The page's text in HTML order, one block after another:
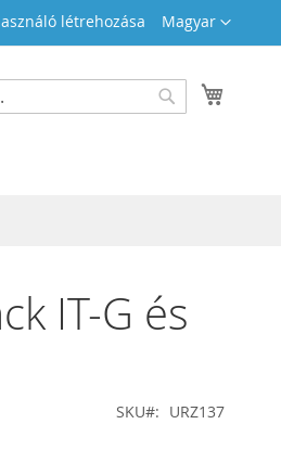
Nyelv
Magyar
létrehozása
IT-G és
SKU URZ137